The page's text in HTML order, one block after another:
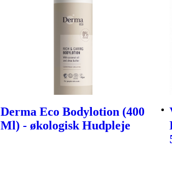
Derma Eco Bodylotion (400
Ml) - økologisk Hudpleje